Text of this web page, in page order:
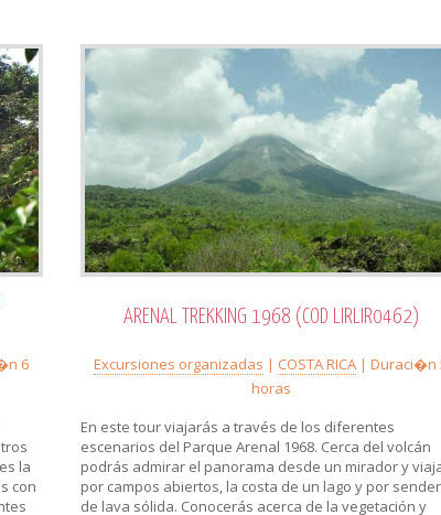
6
la
con
ARENAL TREKKING 1968 (COD LIRLIR0462)
Excursiones organizadas | COSTA RICA | Duraci�n
horas
En este tour viajarás a través de los diferentes
escenarios del Parque Arenal 1968. Cerca del volcán
podrás admirar el panorama desde un mirador y
por campos abiertos, la costa de un lago y por
de lava sólida. Conocerás acerca de la vegetación y